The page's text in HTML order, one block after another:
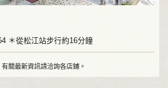
＊從松江站步行約16分鐘
關最新資訊請洽詢各店鋪。